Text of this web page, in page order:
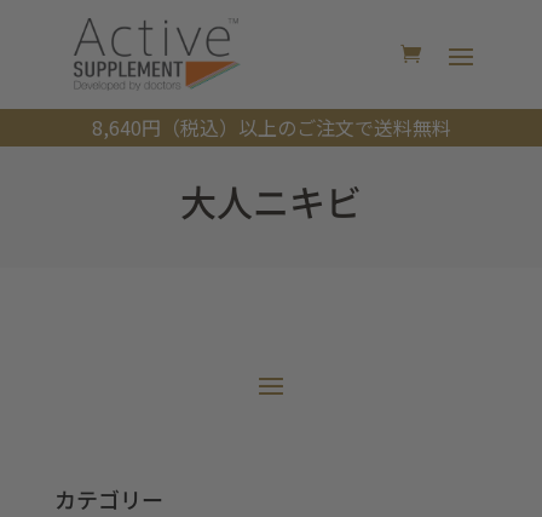
8,640円（税込）以上のご注文で送料無料
大人ニキビ
カテゴリー